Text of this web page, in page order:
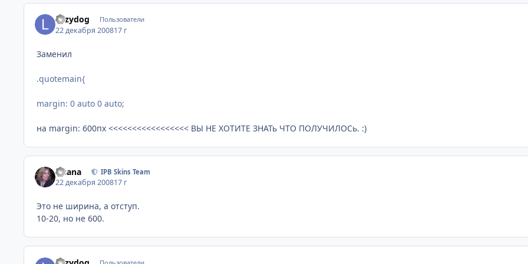
Lazydog Пользователи
22 декабря 200817 г
Заменил
.quotemain{
margin: 0 auto 0 auto;
на margin: 600пх <<<<<<<<<<<<<<<<< ВЫ НЕ ХОТИТЕ ЗНАТь ЧТО ПОЛУЧИЛОСь. :)
Fisana IPB Skins Team
22 декабря 200817 г
Это не ширина, а отступ.
10-20, но не 600.